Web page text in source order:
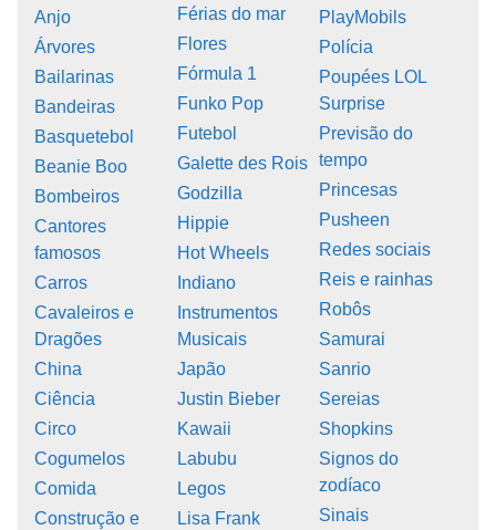
Anjo
Árvores
Bailarinas
Bandeiras
Basquetebol
Beanie Boo
Bombeiros
Cantores
famosos
Carros
Cavaleiros e
Dragões
China
Ciência
Circo
Cogumelos
Comida
Construção e
Férias do mar
Flores
Fórmula 1
Funko Pop
Futebol
Galette des Rois
Godzilla
Hippie
Hot Wheels
Indiano
Instrumentos
Musicais
Japão
Justin Bieber
Kawaii
Labubu
Legos
Lisa Frank
PlayMobils
Polícia
Poupées LOL
Surprise
Previsão do
tempo
Princesas
Pusheen
Redes sociais
Reis e rainhas
Robôs
Samurai
Sanrio
Sereias
Shopkins
Signos do
zodíaco
Sinais